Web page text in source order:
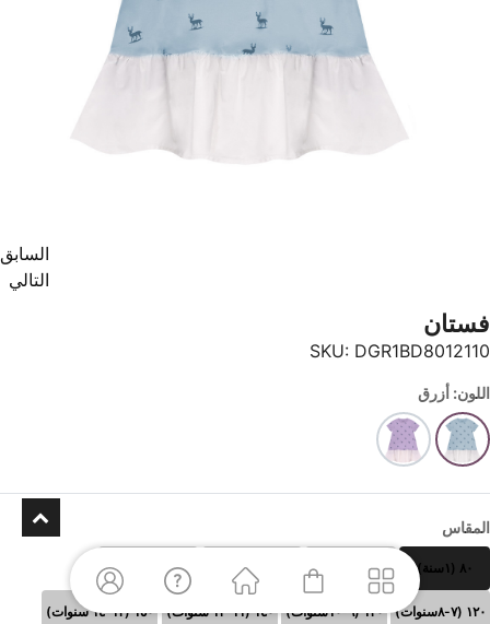
السابق
التالي
فستان
SKU: DGR1BD8012110
اللون: أزرق
المقاس
٨٠ (١سنة) ٩٠(٢ سنوات) ١١٠ (٥-٦سنوات)
١٢٠ (٧-٨سنوات) ١٣٠ (٩-١٠سنوات) ١٤٠ (١١-١٢ سنوات) ١٥٠ (١٣-١٤ سنوات)